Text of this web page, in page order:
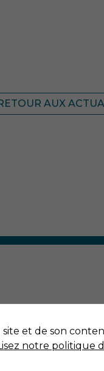
AUX
et de son
notre politique